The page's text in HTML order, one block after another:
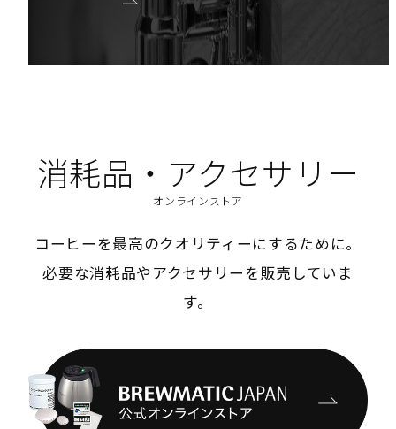
消耗品・アクセサリー
オンラインストア
コーヒーを最高のクオリティーにするために。
必要な消耗品やアクセサリーを販売していま
す。